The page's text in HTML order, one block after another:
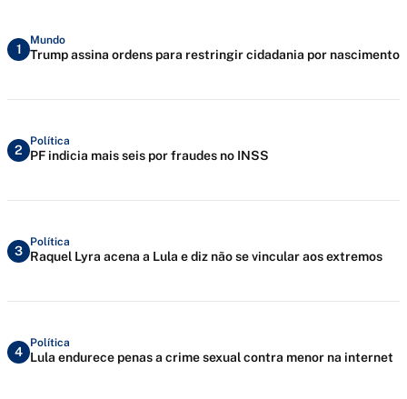
1
Mundo
Trump assina ordens para restringir cidadania por nascimento
2
Política
PF indicia mais seis por fraudes no INSS
3
Política
Raquel Lyra acena a Lula e diz não se vincular aos extremos
4
Política
Lula endurece penas a crime sexual contra menor na internet